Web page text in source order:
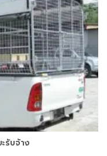
รับจ้าง